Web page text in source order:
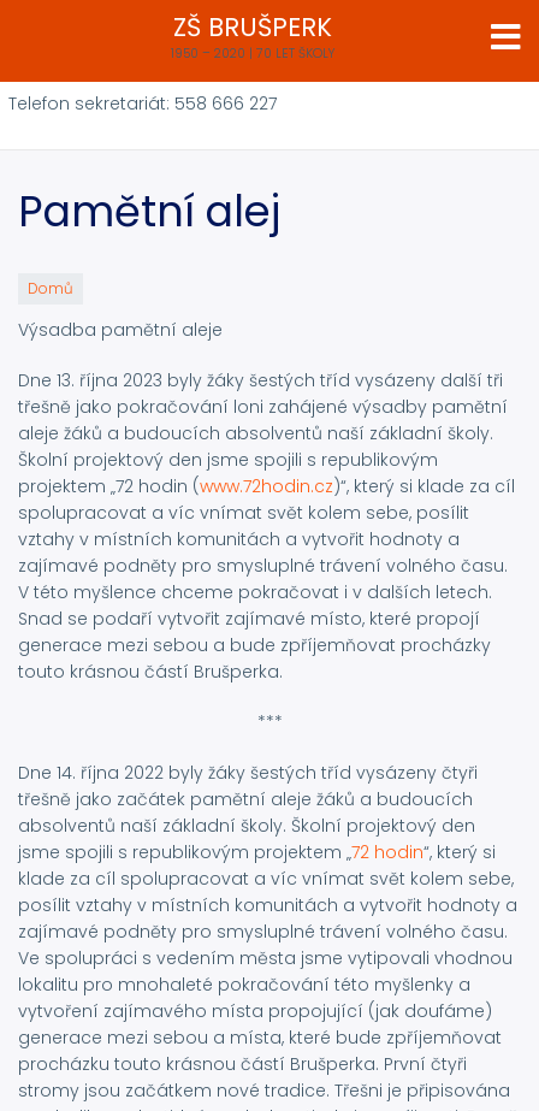
obsahu
ZŠ BRUŠPERK
1950 – 2020 | 70 LET ŠKOLY
Telefon sekretariát: 558 666 227
Pamětní alej
Domů
Výsadba pamětní aleje
Dne 13. října 2023 byly žáky šestých tříd vysázeny další tři
třešně jako pokračování loni zahájené výsadby pamětní
aleje žáků a budoucích absolventů naší základní školy.
Školní projektový den jsme spojili s republikovým
projektem „72 hodin (www.72hodin.cz)“, který si klade za cíl
spolupracovat a víc vnímat svět kolem sebe, posílit
vztahy v místních komunitách a vytvořit hodnoty a
zajímavé podněty pro smysluplné trávení volného času.
V této myšlence chceme pokračovat i v dalších letech.
Snad se podaří vytvořit zajímavé místo, které propojí
generace mezi sebou a bude zpříjemňovat procházky
touto krásnou částí Brušperka.
***
Dne 14. října 2022 byly žáky šestých tříd vysázeny čtyři
třešně jako začátek pamětní aleje žáků a budoucích
absolventů naší základní školy. Školní projektový den
jsme spojili s republikovým projektem „72 hodin“, který si
klade za cíl spolupracovat a víc vnímat svět kolem sebe,
posílit vztahy v místních komunitách a vytvořit hodnoty a
zajímavé podněty pro smysluplné trávení volného času.
Ve spolupráci s vedením města jsme vytipovali vhodnou
lokalitu pro mnohaleté pokračování této myšlenky a
vytvoření zajímavého místa propojující (jak doufáme)
generace mezi sebou a místa, které bude zpříjemňovat
procházku touto krásnou částí Brušperka. První čtyři
stromy jsou začátkem nové tradice. Třešni je připisována